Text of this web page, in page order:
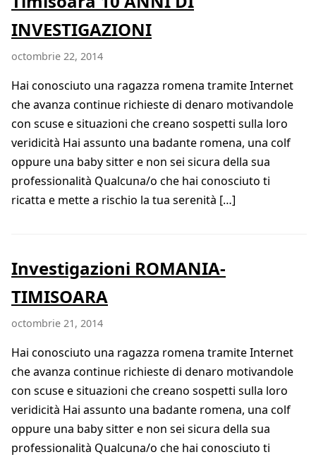
INVESTIGAZIONI
octombrie 22, 2014
Hai conosciuto una ragazza romena tramite Internet
che avanza continue richieste di denaro motivandole
con scuse e situazioni che creano sospetti sulla loro
veridicità Hai assunto una badante romena, una colf
oppure una baby sitter e non sei sicura della sua
professionalità Qualcuna/o che hai conosciuto ti
ricatta e mette a rischio la tua serenità […]
Investigazioni ROMANIA-
TIMISOARA
octombrie 21, 2014
Hai conosciuto una ragazza romena tramite Internet
che avanza continue richieste di denaro motivandole
con scuse e situazioni che creano sospetti sulla loro
veridicità Hai assunto una badante romena, una colf
oppure una baby sitter e non sei sicura della sua
professionalità Qualcuna/o che hai conosciuto ti